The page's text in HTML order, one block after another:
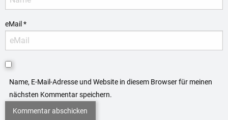
eMail *
Name, E-Mail-Adresse und Website in diesem Browser für meinen
nächsten Kommentar speichern.